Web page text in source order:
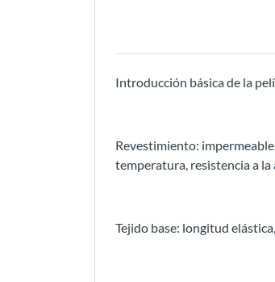
Introducción básica de la
Revestimiento:
temperatura, resistencia a
Tejido base: longitud